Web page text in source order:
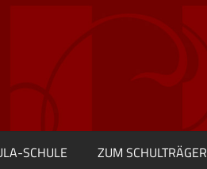
SCHULE ZUM SCHULTRÄGER